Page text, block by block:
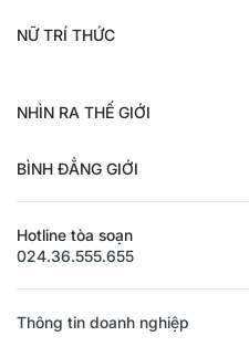
NỮ TRÍ THỨC
NHÌN RA THẾ GIỚI
BÌNH ĐẲNG GIỚI
Hotline tòa soạn
024.36.555.655
Thông tin doanh nghiệp